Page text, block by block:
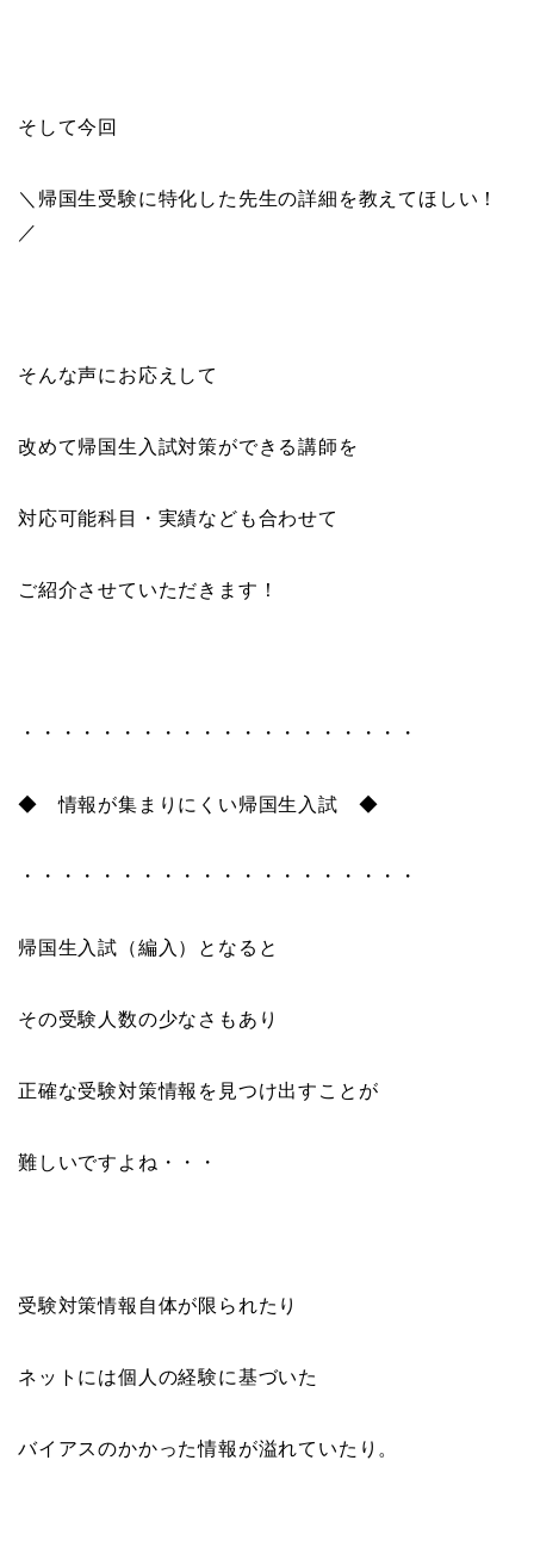
そして今回
＼帰国生受験に特化した先生の詳細を教えてほしい！
／
そんな声にお応えして
改めて帰国生入試対策ができる講師を
対応可能科目・実績なども合わせて
ご紹介させていただきます！
・・・・・・・・・・・・・・・・・・・・
◆ 情報が集まりにくい帰国生入試 ◆
・・・・・・・・・・・・・・・・・・・・
帰国生入試（編入）となると
その受験人数の少なさもあり
正確な受験対策情報を見つけ出すことが
難しいですよね・・・
受験対策情報自体が限られたり
ネットには個人の経験に基づいた
バイアスのかかった情報が溢れていたり。